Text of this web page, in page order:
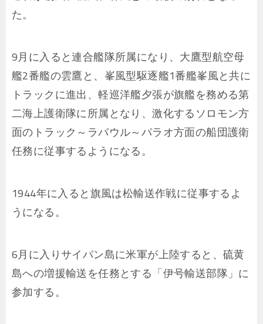
た。
9月に入ると連合艦隊所属になり、大鷹型航空母
艦2番艦の雲鷹と、峯風型駆逐艦1番艦峯風と共に
トラックに進出、軽巡洋艦夕張が旗艦を務める第
二海上護衛隊に所属となり、激化するソロモン方
面のトラック～ラバウル～パラオ方面の船団護衛
任務に従事するようになる。
1944年に入ると旗風は松輸送作戦に従事するよ
うになる。
6月に入りサイパン島に米軍が上陸すると、硫黄
島への増援輸送を任務とする「伊号輸送部隊」に
参加する。